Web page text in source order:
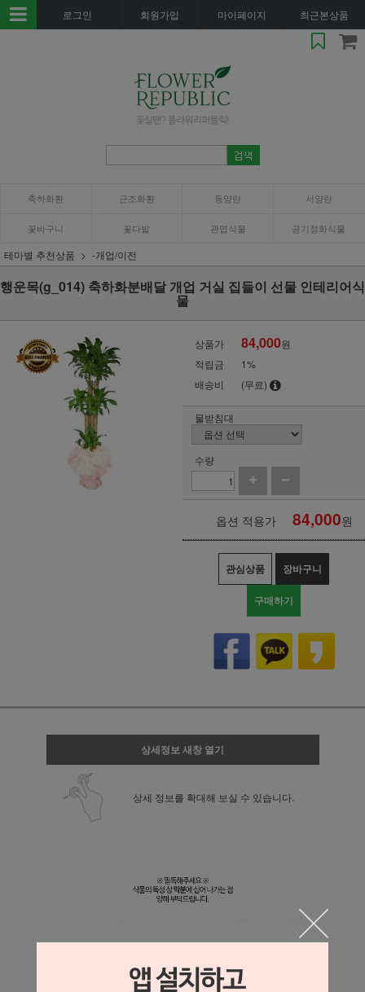
로그인 회원가입 마이페이지 최근본상품
축하화환 근조화환 동양란 서양란
꽃바구니 꽃다발 관엽식물 공기정화식물
테마별 추천상품 -개업/이전
행운목(g_014) 축하화분배달 개업 거실 집들이 선물 인테리어식
물
상품가 84,000원
적립금
1%
배송비
(무료)
물받침대
수량
옵션 적용가 84,000원
관심상품 장바구니
구매하기
상세정보 새창 열기
상세 정보를 확대해 보실 수 있습니다.